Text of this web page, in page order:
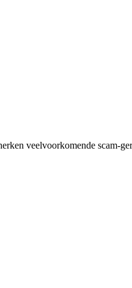
veelvoorkomende scam-